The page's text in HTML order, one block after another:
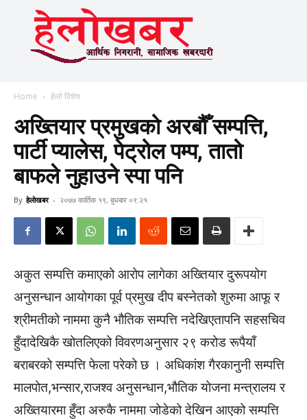
Home हेलाे विशेष
अख्तियार प्रमुखको अरबौँ सम्पत्ति,
पार्टी प्यालेस, पेट्रोल पम्प, तातो
बाफले नुहाउने स्पा पनि
By हेलाेखबर - २०७७ कार्तिक १९, बुधबार ०९:२१
अकुत सम्पत्ति कमाएको आरोप लागेका अख्तियार दुरूपयोग
अनुसन्धान आयोगका पूर्व प्रमुख दीप बस्नेतको शुरुमा आफू र
श्रीमतीको नाममा कुनै भौतिक सम्पत्ति नदेखिएतापनि सहसचिव
हुँदादेखिकै खोतलिएको विवरणअनुसार २९ करोड रूपैयाँ
बराबरको सम्पत्ति फेला परेको छ । अधिकांश गैरकानुनी सम्पत्ति
मालपोत,भन्सार,राजश्व अनुसन्धान,भौतिक योजना मन्त्रालय र
अख्तियारमा हुँदा अरुकै नाममा जोडेको देखिन आएको सम्पत्ति